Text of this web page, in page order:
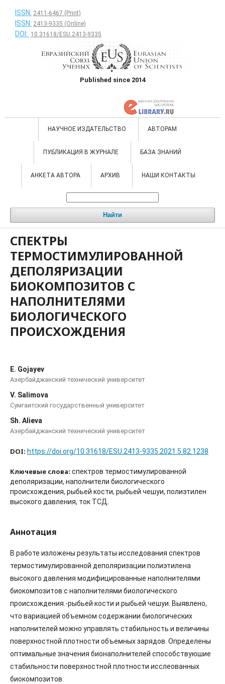
ISSN: 2411-6467 (Print)
ISSN: 2413-9335 (Online)
DOI: 10.31618/ESU.2413-9335
Published since 2014
НАУЧНОЕ ИЗДАТЕЛЬСТВО АВТОРАМ
ПУБЛИКАЦИЯ В ЖУРНАЛЕ БАЗА ЗНАНИЙ
АНКЕТА АВТОРА АРХИВ НАШИ КОНТАКТЫ
Найти
СПЕКТРЫ
ТЕРМОСТИМУЛИРОВАННОЙ
ДЕПОЛЯРИЗАЦИИ
БИОКОМПОЗИТОВ С
НАПОЛНИТЕЛЯМИ
БИОЛОГИЧЕСКОГО
ПРОИСХОЖДЕНИЯ
E. Gojayev
Азербайджанский технический университет
V. Salimova
Сумгаитский государственный университет
Sh. Alieva
Азербайджанский технический университет
DOI: https://doi.org/10.31618/ESU.2413-9335.2021.5.82.1238
Ключевые слова: спектров термостимулированной
деполяризации, наполнители биологического
происхождения, рыбьей кости, рыбьей чешуи, полиэтилен
высокого давления, ток ТСД.
Аннотация
В работе изложены результаты исследования спектров
термостимулированной деполяризации полиэтилена
высокого давления модифицированные наполнителями
биокомпозитов с наполнителями биологического
происхождения.-рыбьей кости и рыбьей чешуи. Выявлено,
что вариацией объемном содержании биологических
наполнителей можно управлять стабильность и величины
поверхностной плотности объемных зарядов. Определены
оптимальные значения бионаполнителей способствуюшие
стабильности поверхностной плотности исслеованных
биокомпозитов.